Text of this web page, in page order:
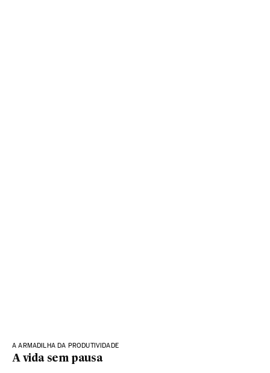
A ARMADILHA DA PRODUTIVIDADE
A vida sem pausa